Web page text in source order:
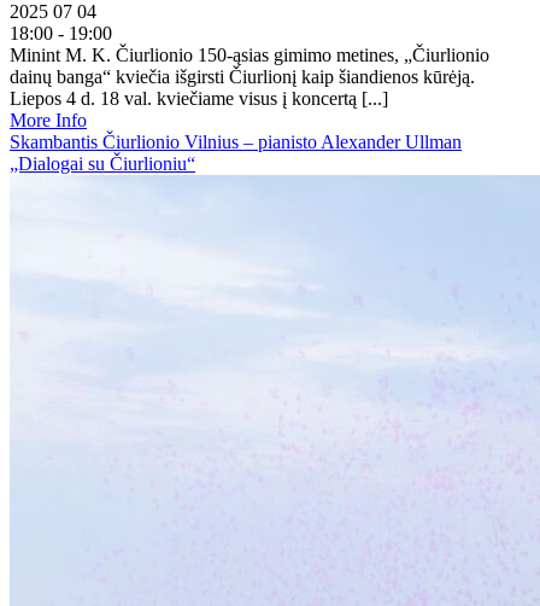
2025 07 04
18:00 - 19:00
Minint M. K. Čiurlionio 150-ąsias gimimo metines, „Čiurlionio
dainų banga“ kviečia išgirsti Čiurlionį kaip šiandienos kūrėją.
Liepos 4 d. 18 val. kviečiame visus į koncertą [...]
More Info
Skambantis Čiurlionio Vilnius – pianisto Alexander Ullman
„Dialogai su Čiurlioniu“